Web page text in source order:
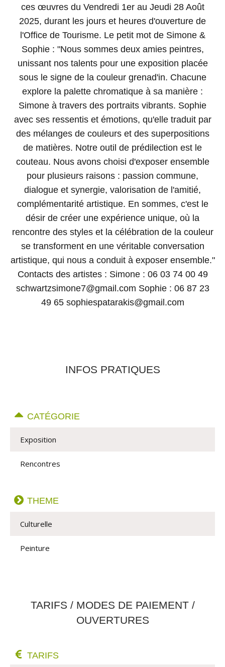
ces œuvres du Vendredi 1er au Jeudi 28 Août
2025, durant les jours et heures d'ouverture de
l'Office de Tourisme. Le petit mot de Simone &
Sophie : "Nous sommes deux amies peintres,
unissant nos talents pour une exposition placée
sous le signe de la couleur grenad'in. Chacune
explore la palette chromatique à sa manière :
Simone à travers des portraits vibrants. Sophie
avec ses ressentis et émotions, qu'elle traduit par
des mélanges de couleurs et des superpositions
de matières. Notre outil de prédilection est le
couteau. Nous avons choisi d'exposer ensemble
pour plusieurs raisons : passion commune,
dialogue et synergie, valorisation de l'amitié,
complémentarité artistique. En sommes, c'est le
désir de créer une expérience unique, où la
rencontre des styles et la célébration de la couleur
se transforment en une véritable conversation
artistique, qui nous a conduit à exposer ensemble."
Contacts des artistes : Simone : 06 03 74 00 49
schwartzsimone7@gmail.com Sophie : 06 87 23
49 65 sophiespatarakis@gmail.com
INFOS PRATIQUES
CATÉGORIE
Exposition
Rencontres
THEME
Culturelle
Peinture
TARIFS / MODES DE PAIEMENT /
OUVERTURES
TARIFS